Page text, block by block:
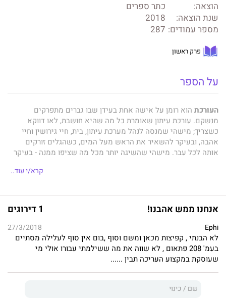
הוצאה:
כתר ספרים
שנת הוצאה:
2018
מספר עמודים: 287
פרק ראשון
על הספר
העורכת הוא רומן על אישה אחת בעידן שבו גברים מתפרקים
מנשקם. עורכת עיתון שאומרת כל מה שהיא חושבת, לאו דווקא
כשצריך; מישהי שמנסה לנהל מערכת עיתון, בית, חיי גירושין וחיי
אהבה, ובעיקר להשאיר את הראש מעל המים, כשהגלים זורקים
אותה לכל עבר. מישהי שהשיגה יותר מכל מה שציפו ממנה - בעיקר
הלכה בתוואי קצת עקום אבל איכשהו ראתה ישר ומפוכח. ואולי ככה
שמצליחה להיות ישירה ומפותלת, מעגלית ובה בעת מטיחה את
הראש בקיר, נפרש סיפור על נישואין מתפוררים אבל גם על
התאהבות, על אנשים, יצרים, אובססיה ובעיקר על חמדנות. זהו סיפור
על גאולה נשית בזירה רוחשת של מגזין תרבות אלטרנטיבית וגם
אמירה חדה על הכיוון שאליו פנתה העיתונות הישראלית.
קרא/י עוד..
אנחנו ממש אהבנו! 1 דירוגים
Ephi
27/3/2018
לא הבנתי , קפיצות מכאן ומשם וסוף ,בום אין סוף לעלילה מסתיים
בעמ' 208 פתאום , לא שווה את מה ששילמתי עבורו אולי מי
שעוסקת במקצוע העריכה תבין ......